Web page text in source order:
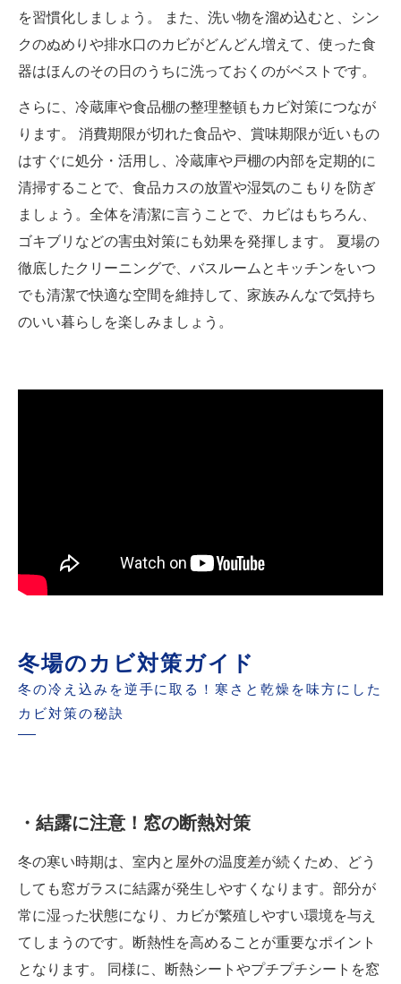
を習慣化しましょう。 また、洗い物を溜め込むと、シン
クのぬめりや排水口のカビがどんどん増えて、使った食
器はほんのその日のうちに洗っておくのがベストです。
さらに、冷蔵庫や食品棚の整理整頓もカビ対策につなが
ります。 消費期限が切れた食品や、賞味期限が近いもの
はすぐに処分・活用し、冷蔵庫や戸棚の内部を定期的に
清掃することで、食品カスの放置や湿気のこもりを防ぎ
ましょう。全体を清潔に言うことで、カビはもちろん、
ゴキブリなどの害虫対策にも効果を発揮します。 夏場の
徹底したクリーニングで、バスルームとキッチンをいつ
でも清潔で快適な空間を維持して、家族みんなで気持ち
のいい暮らしを楽しみましょう。
冬場のカビ対策ガイド
冬の冷え込みを逆手に取る！寒さと乾燥を味方にした
カビ対策の秘訣
・結露に注意！窓の断熱対策
冬の寒い時期は、室内と屋外の温度差が続くため、どう
しても窓ガラスに結露が発生しやすくなります。部分が
常に湿った状態になり、カビが繁殖しやすい環境を与え
てしまうのです。断熱性を高めることが重要なポイント
となります。 同様に、断熱シートやプチプチシートを窓